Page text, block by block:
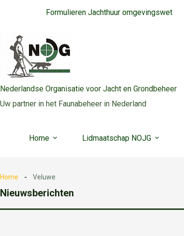
inhoud
Formulieren Jachthuur omgevingswet
Nederlandse Organisatie voor Jacht en Grondbeheer
Uw partner in het Faunabeheer in Nederland
Home Lidmaatschap NOJG
Home Veluwe
Nieuwsberichten